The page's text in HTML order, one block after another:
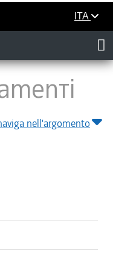
ITA
nell'argomento